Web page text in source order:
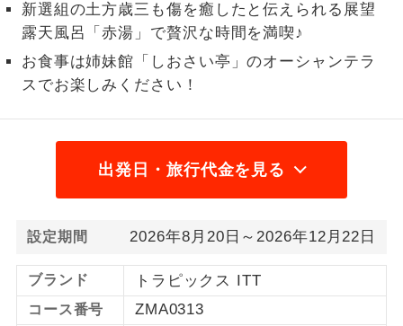
新選組の土方歳三も傷を癒したと伝えられる展望
露天風呂「赤湯」で贅沢な時間を満喫♪
お食事は姉妹館「しおさい亭」のオーシャンテラ
スでお楽しみください！
出発日・旅行代金を見る
設定期間 2026年8月20日～2026年12月22日
ブランド トラピックス ITT
コース番号 ZMA0313
お部屋食
お部屋にてゆっくりとお召し上がりいた
だけます。
トラベルイヤ
ホン
周りの音を気にせず、ガイドさんの説明
をじっくり聞くことができます。
1名様催行
1名様から出発可能な個人型プランで
2名様催行
2名様から出発可能な個人型プランで
加限定
スです。
1名様1室同代
1名様1室利用でも追加料金がかからない